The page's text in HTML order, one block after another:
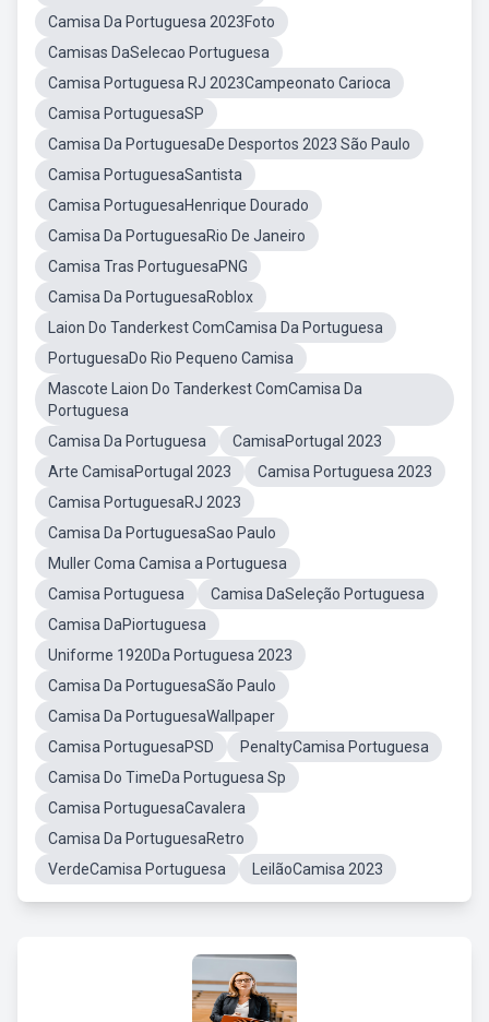
Camisa Da Portuguesa 2023Foto
Camisas DaSelecao Portuguesa
Camisa Portuguesa RJ 2023Campeonato Carioca
Camisa PortuguesaSP
Camisa Da PortuguesaDe Desportos 2023 São Paulo
Camisa PortuguesaSantista
Camisa PortuguesaHenrique Dourado
Camisa Da PortuguesaRio De Janeiro
Camisa Tras PortuguesaPNG
Camisa Da PortuguesaRoblox
Laion Do Tanderkest ComCamisa Da Portuguesa
PortuguesaDo Rio Pequeno Camisa
Mascote Laion Do Tanderkest ComCamisa Da
Portuguesa
Camisa Da Portuguesa
CamisaPortugal 2023
Arte CamisaPortugal 2023
Camisa Portuguesa 2023
Camisa PortuguesaRJ 2023
Camisa Da PortuguesaSao Paulo
Muller Coma Camisa a Portuguesa
Camisa Portuguesa
Camisa DaSeleção Portuguesa
Camisa DaPiortuguesa
Uniforme 1920Da Portuguesa 2023
Camisa Da PortuguesaSão Paulo
Camisa Da PortuguesaWallpaper
Camisa PortuguesaPSD
PenaltyCamisa Portuguesa
Camisa Do TimeDa Portuguesa Sp
Camisa PortuguesaCavalera
Camisa Da PortuguesaRetro
VerdeCamisa Portuguesa
LeilãoCamisa 2023